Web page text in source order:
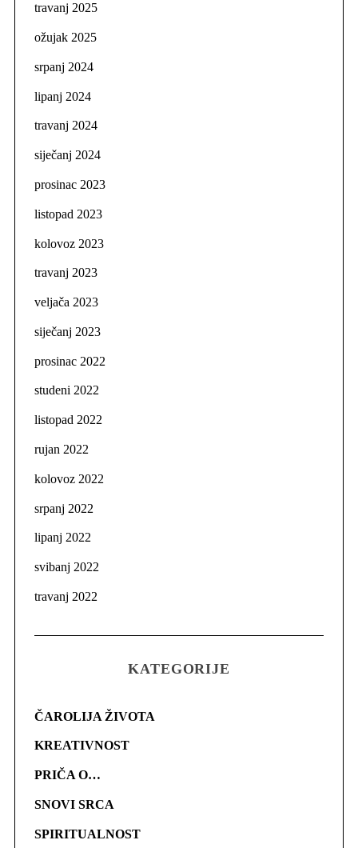
travanj 2025
ožujak 2025
srpanj 2024
lipanj 2024
travanj 2024
siječanj 2024
prosinac 2023
listopad 2023
kolovoz 2023
travanj 2023
veljača 2023
siječanj 2023
prosinac 2022
studeni 2022
listopad 2022
rujan 2022
kolovoz 2022
srpanj 2022
lipanj 2022
svibanj 2022
travanj 2022
KATEGORIJE
ČAROLIJA ŽIVOTA
KREATIVNOST
PRIČA O…
SNOVI SRCA
SPIRITUALNOST